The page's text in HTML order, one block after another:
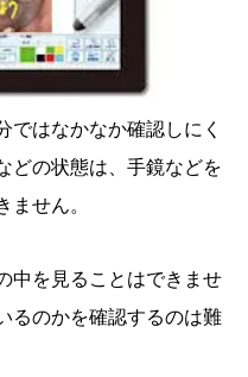
ではなかなか確認しにく
どの状態は、手鏡などを
せん。
中を見ることはできませ
るのかを確認するのは難